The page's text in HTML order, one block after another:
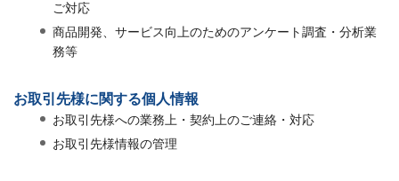
ご対応
商品開発、サービス向上のためのアンケート調査・分析業
務等
お取引先様に関する個人情報
お取引先様への業務上・契約上のご連絡・対応
お取引先様情報の管理